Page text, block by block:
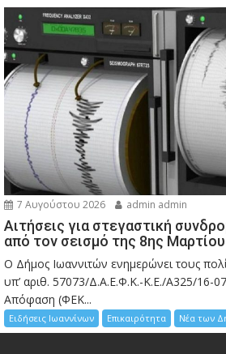
7 Αυγούστου 2026 admin admin
Αιτήσεις για στεγαστική
από τον σεισμό της 8ης Μαρτίου
Ο Δήμος Ιωαννιτών ενημερώνει τους
υπ’ αριθ. 57073/Δ.Α.Ε.Φ.Κ.-Κ.Ε./Α325/16-
Απόφαση (ΦΕΚ...
Ειδήσεις Ιωαννίνων Επικαιρότητα Νέα των